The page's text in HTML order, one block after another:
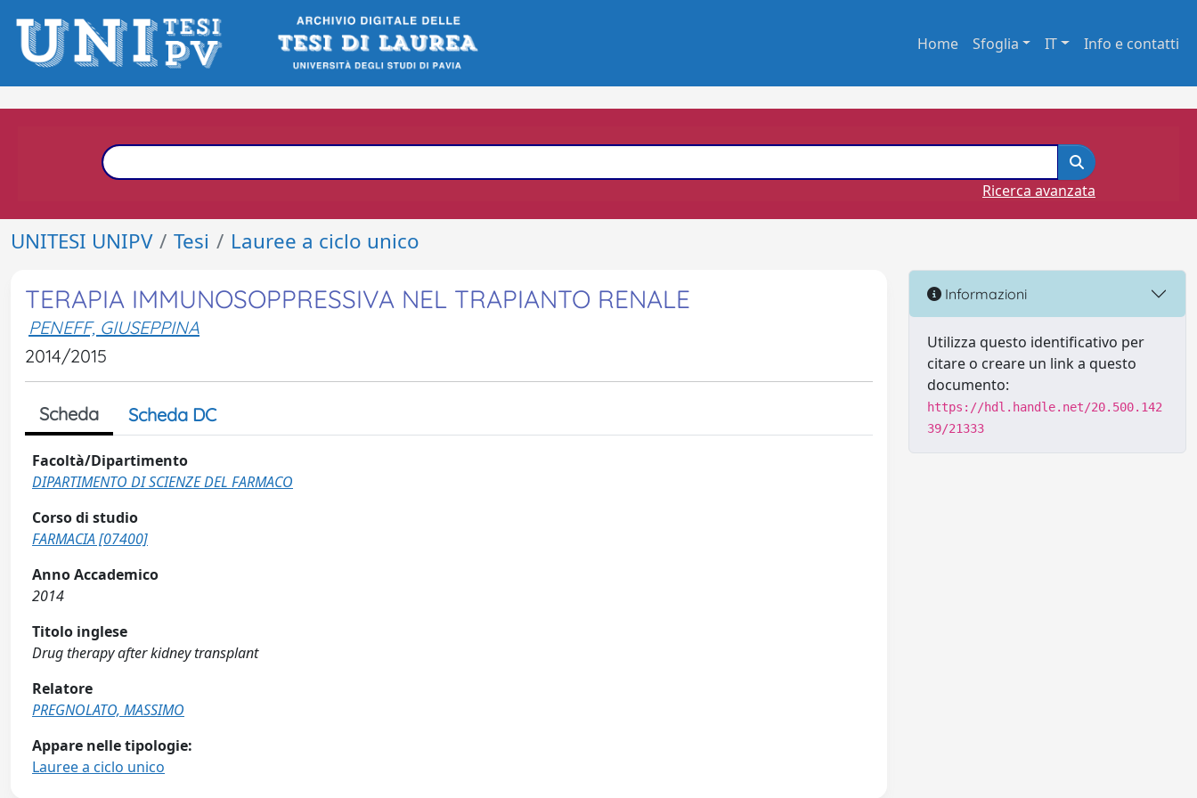
Home Sfoglia IT Info e contatti
Ricerca avanzata
UNITESI UNIPV Tesi Lauree a ciclo unico
TERAPIA IMMUNOSOPPRESSIVA NEL TRAPIANTO RENALE
PENEFF, GIUSEPPINA
2014/2015
Scheda Scheda DC
Facoltà/Dipartimento
DIPARTIMENTO DI SCIENZE DEL FARMACO
Corso di studio
FARMACIA [07400]
Anno Accademico
2014
Titolo inglese
Drug therapy after kidney transplant
Relatore
PREGNOLATO, MASSIMO
Appare nelle tipologie:
Lauree a ciclo unico
Informazioni
Utilizza questo identificativo per
citare o creare un link a questo
documento:
https://hdl.handle.net/20.500.142
39/21333